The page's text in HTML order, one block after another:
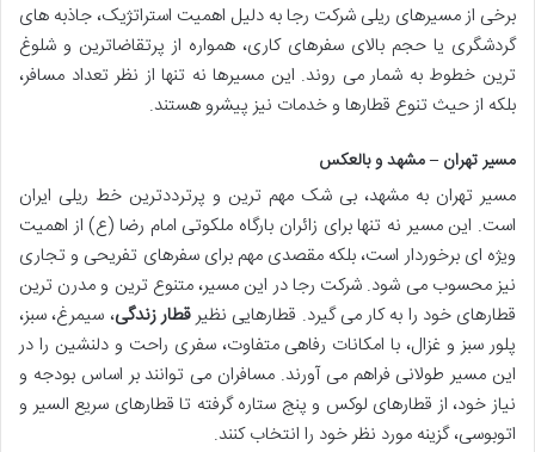
برخی از مسیرهای ریلی شرکت رجا به دلیل اهمیت استراتژیک، جاذبه های
گردشگری یا حجم بالای سفرهای کاری، همواره از پرتقاضاترین و شلوغ
ترین خطوط به شمار می روند. این مسیرها نه تنها از نظر تعداد مسافر،
بلکه از حیث تنوع قطارها و خدمات نیز پیشرو هستند.
مسیر تهران – مشهد و بالعکس
مسیر تهران به مشهد، بی شک مهم ترین و پرترددترین خط ریلی ایران
است. این مسیر نه تنها برای زائران بارگاه ملکوتی امام رضا (ع) از اهمیت
ویژه ای برخوردار است، بلکه مقصدی مهم برای سفرهای تفریحی و تجاری
نیز محسوب می شود. شرکت رجا در این مسیر، متنوع ترین و مدرن ترین
قطارهای خود را به کار می گیرد. قطارهایی نظیرقطار زندگی، سیمرغ، سبز،
پلور سبز و غزال، با امکانات رفاهی متفاوت، سفری راحت و دلنشین را در
این مسیر طولانی فراهم می آورند. مسافران می توانند بر اساس بودجه و
نیاز خود، از قطارهای لوکس و پنج ستاره گرفته تا قطارهای سریع السیر و
اتوبوسی، گزینه مورد نظر خود را انتخاب کنند.